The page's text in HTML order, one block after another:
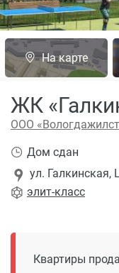
На карте
ЖК
ООО
элит-класс
ул. Галкинская,
Дом сдан
Квартиры